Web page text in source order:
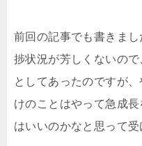
前回の記事でも書きま
捗状況が芳しくないの
としてあったのですが
けのことはやって急成
はいいのかなと思って受